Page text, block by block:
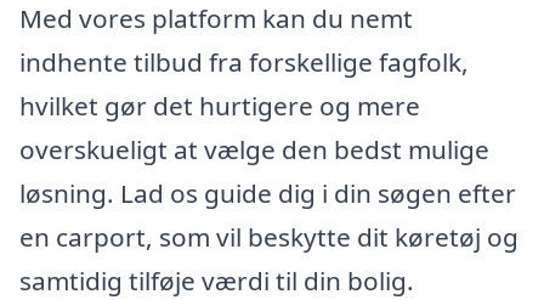
Med vores platform kan du nemt
indhente tilbud fra forskellige fagfolk,
hvilket gør det hurtigere og mere
overskueligt at vælge den bedst mulige
løsning. Lad os guide dig i din søgen efter
en carport, som vil beskytte dit køretøj og
samtidig tilføje værdi til din bolig.